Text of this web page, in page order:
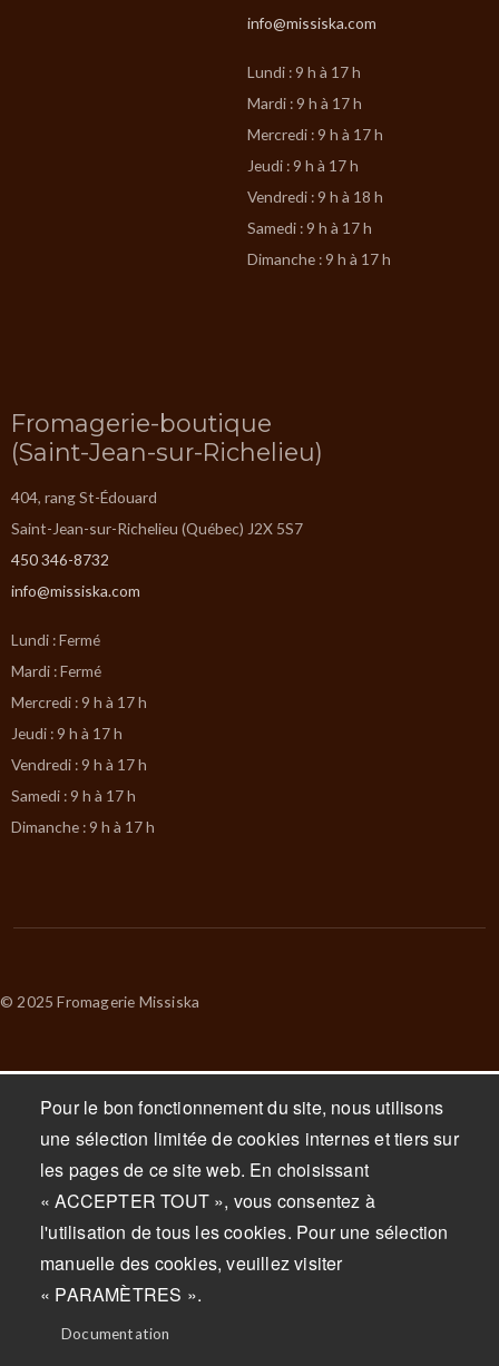
info@missiska.com
Lundi : 9 h à 17 h
Mardi : 9 h à 17 h
Mercredi : 9 h à 17 h
Jeudi : 9 h à 17 h
Vendredi : 9 h à 18 h
Samedi : 9 h à 17 h
Dimanche : 9 h à 17 h
Fromagerie-boutique
(Saint-Jean-sur-Richelieu)
404, rang St-Édouard
Saint-Jean-sur-Richelieu (Québec) J2X 5S7
450 346-8732
info@missiska.com
Lundi : Fermé
Mardi : Fermé
Mercredi : 9 h à 17 h
Jeudi : 9 h à 17 h
Vendredi : 9 h à 17 h
Samedi : 9 h à 17 h
Dimanche : 9 h à 17 h
Pour le bon fonctionnement du site, nous utilisons
une sélection limitée de cookies internes et tiers sur
les pages de ce site web. En choisissant
« ACCEPTER TOUT », vous consentez à
l'utilisation de tous les cookies. Pour une sélection
manuelle des cookies, veuillez visiter
« PARAMÈTRES ».
Documentation
© 2025 Fromagerie Missiska